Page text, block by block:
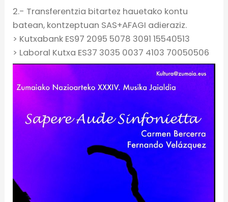
2.- Transferentzia bitartez hauetako kontu
batean, kontzeptuan SAS+AFAGI adieraziz.
> Kutxabank ES97 2095 5078 3091 15540513
> Laboral Kutxa ES37 3035 0037 4103 70050506